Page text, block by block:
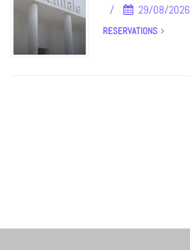
29/08/2026
RESERVATIONS